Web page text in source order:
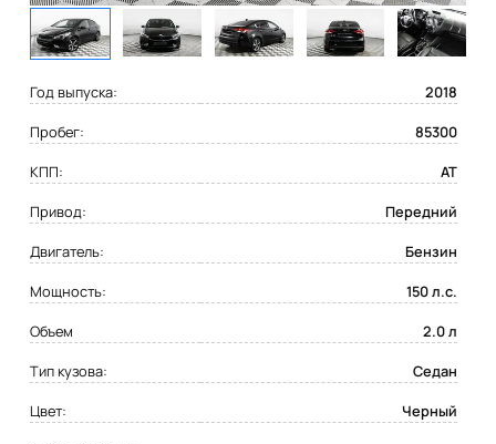
Год выпуска:
2018
Пробег:
85300
КПП:
AT
Привод:
Передний
Двигатель:
Бензин
Мощность:
150 л.с.
Объем
2.0 л
Тип кузова:
Седан
Цвет:
Черный